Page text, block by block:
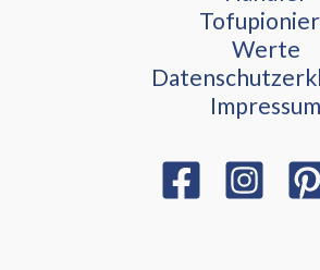
Werte
Impressum